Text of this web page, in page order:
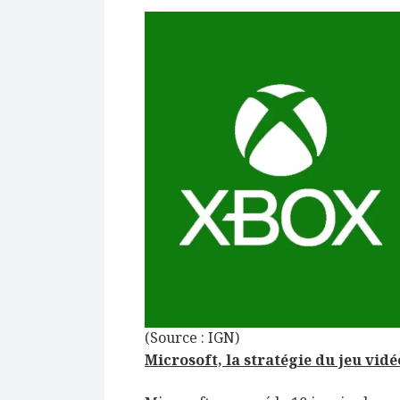
(Source : IGN)
Microsoft, la stratégie du jeu